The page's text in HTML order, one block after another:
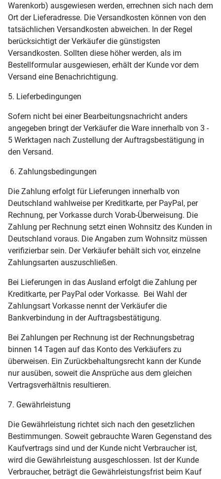
Warenkorb) ausgewiesen werden, errechnen sich nach dem
Ort der Lieferadresse. Die Versandkosten können von den
tatsächlichen Versandkosten abweichen. In der Regel
berücksichtigt der Verkäufer die günstigsten
Versandkosten. Sollten diese höher werden, als im
Bestellformular ausgewiesen, erhält der Kunde vor dem
Versand eine Benachrichtigung.
5. Lieferbedingungen
Sofern nicht bei einer Bearbeitungsnachricht anders
angegeben bringt der Verkäufer die Ware innerhalb von 3 -
5 Werktagen nach Zustellung der Auftragsbestätigung in
den Versand.
6. Zahlungsbedingungen
Die Zahlung erfolgt für Lieferungen innerhalb von
Deutschland wahlweise per Kreditkarte, per PayPal, per
Rechnung, per Vorkasse durch Vorab-Überweisung. Die
Zahlung per Rechnung setzt einen Wohnsitz des Kunden in
Deutschland voraus. Die Angaben zum Wohnsitz müssen
verifizierbar sein. Der Verkäufer behält sich vor, einzelne
Zahlungsarten auszuschließen.
Bei Lieferungen in das Ausland erfolgt die Zahlung per
Kreditkarte, per PayPal oder Vorkasse. Bei Wahl der
Zahlungsart Vorkasse nennt der Verkäufer die
Bankverbindung in der Auftragsbestätigung.
Bei Zahlungen per Rechnung ist der Rechnungsbetrag
binnen 14 Tagen auf das Konto des Verkäufers zu
überweisen. Ein Zurückbehaltungsrecht kann der Kunde
nur ausüben, soweit die Ansprüche aus dem gleichen
Vertragsverhältnis resultieren.
7. Gewährleistung
Die Gewährleistung richtet sich nach den gesetzlichen
Bestimmungen. Soweit gebrauchte Waren Gegenstand des
Kaufvertrags sind und der Kunde nicht Verbraucher ist,
wird die Gewährleistung ausgeschlossen. Ist der Kunde
Verbraucher, beträgt die Gewährleistungsfrist beim Kauf